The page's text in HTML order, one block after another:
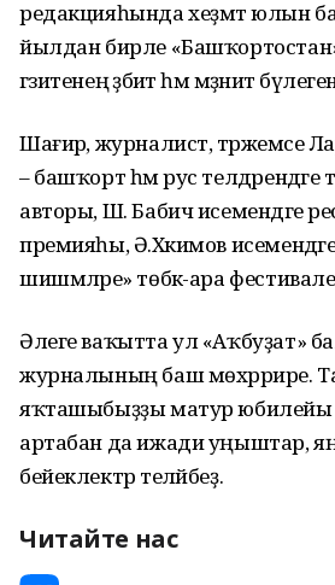
редакцияһында хеҙмәт юлын
йылдан бирле
гәзитенең әҙәбиәт һәм мәҙәниәт
Шағирә, журналист, тәржемәсе
– башҡорт һәм рус телдәрендәге
авторы, Ш. Бабич исемендәге
премияһы, Ә.Хәкимов
шишмәләре» төбәк-ара
Әлеге ваҡытта ул «Аҡбуҙат»
журналының баш мөхәррире.
яҡташыбыҙҙы матур юбилейы
артабан да ижади уңыштар,
бейеклектәр теләйбеҙ.
Читайте нас